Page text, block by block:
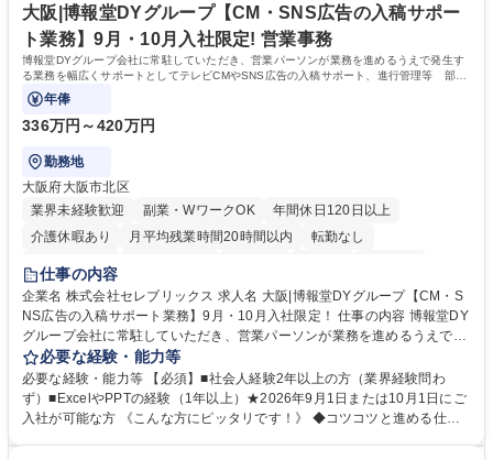
学歴・資格 学歴：大学院 大学 高専 短大 専修学校 高校 語学力： 資格：第
一種運転免許普通自動車
大阪|博報堂DYグループ【CM・SNS広告の入稿サポー
ト業務】9月・10月入社限定! 営業事務
博報堂DYグループ会社に常駐していただき、営業パーソンが業務を進めるうえで発生す
る業務を幅広くサポートとしてテレビCMやSNS広告の入稿サポート、進行管理等 部内
アシスタントとしての業務をお任せします。
年俸
336万円～420万円
勤務地
大阪府大阪市北区
業界未経験歓迎
副業・WワークOK
年間休日120日以上
介護休暇あり
月平均残業時間20時間以内
転勤なし
未経験者歓迎
完全週休2日制
交通費支給 駅近5分以内
仕事の内容
企業名 株式会社セレブリックス 求人名 大阪|博報堂DYグループ【CM・S
NS広告の入稿サポート業務】9月・10月入社限定！ 仕事の内容 博報堂DY
グループ会社に常駐していただき、営業パーソンが業務を進めるうえで発
生する業務を幅広くサポートとしてテレビCMやSNS広告の入稿サポー
ト、進行管理等 部内アシスタントとしての業務をお任せします。 ◆得意
先との定例資料作成 ◆競合調査 ◆広告出稿の進行管理、確認 ◆広告出稿
後のデータ抽出と効果測定、資料作成 ◆TVCM放送枠の情報管理、不備確
必要な経験・能力等
必要な経験・能力等 【必須】■社会人経験2年以上の方（業界経験問わ
ず）■ExcelやPPTの経験（1年以上）★2026年9月1日または10月1日にご
入社が可能な方 《こんな方にピッタリです！》 ◆コツコツと進める仕事